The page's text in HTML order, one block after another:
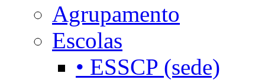
Agrupamento
Escolas
• ESSCP (sede)